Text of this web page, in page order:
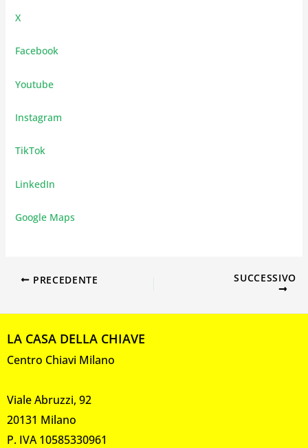
X
Facebook
Youtube
Instagram
TikTok
LinkedIn
Google Maps
PRECEDENTE SUCCESSIVO
LA CASA DELLA CHIAVE
Centro Chiavi Milano
Viale Abruzzi, 92
20131 Milano
P. IVA 10585330961